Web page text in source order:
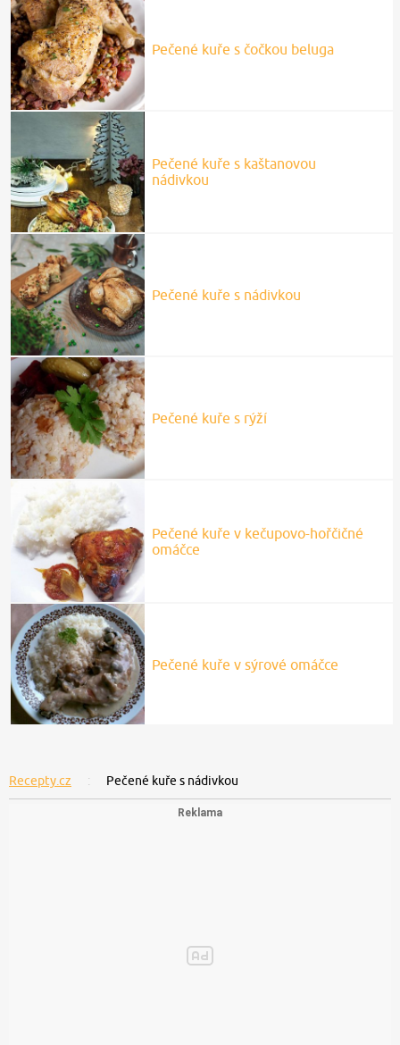
Pečené kuře s čočkou beluga
Pečené kuře s kaštanovou
nádivkou
Pečené kuře s nádivkou
Pečené kuře s rýží
Pečené kuře v kečupovo-hořčičné
omáčce
Pečené kuře v sýrové omáčce
Recepty.cz Pečené kuře s nádivkou